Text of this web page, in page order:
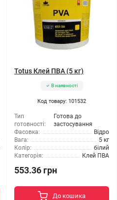
Totus Клей ПВА (5 кг)
В наявності
Код товару: 101532
Тип
готовності:
Готова до
застосування
Фасовка:
Відро
Вага:
5 кг
Колір:
білий
Категорія:
Клей ПВА
553.36 грн
До кошика